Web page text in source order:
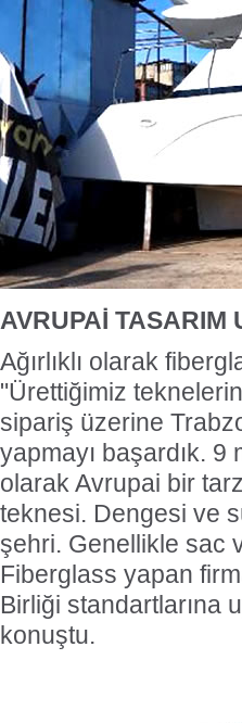
AVRUPAİ TASARIM
Ağırlıklı olarak
"Ürettiğimiz
sipariş üzerine
yapmayı başardık. 9
olarak Avrupai bir
teknesi. Dengesi ve
şehri. Genellikle sac
Fiberglass yapan
Birliği standartlarına
konuştu.